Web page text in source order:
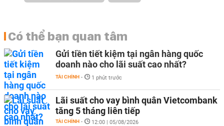
Có thể bạn quan tâm
Gửi tiền tiết kiệm tại ngân hàng quốc
doanh nào cho lãi suất cao nhất?
TÀI CHÍNH - 1 phút trước
Lãi suất cho vay bình quân Vietcombank
tăng 5 tháng liên tiếp
TÀI CHÍNH - 12:00 | 05/08/2026